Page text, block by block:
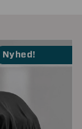
Nyhed!